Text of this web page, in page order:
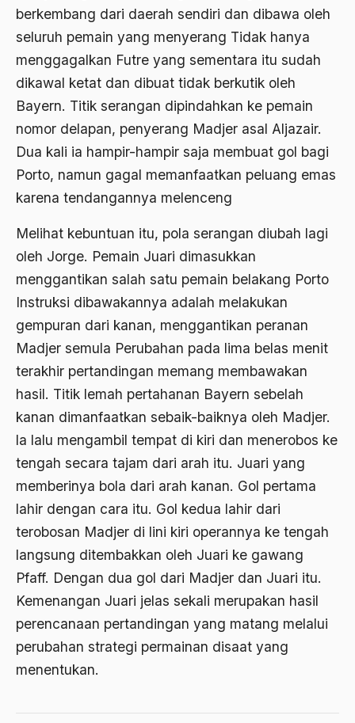
berkembang dari daerah sendiri dan dibawa oleh
seluruh pemain yang menyerang Tidak hanya
menggagalkan Futre yang sementara itu sudah
dikawal ketat dan dibuat tidak berkutik oleh
Bayern. Titik serangan dipindahkan ke pemain
nomor delapan, penyerang Madjer asal Aljazair.
Dua kali ia hampir-hampir saja membuat gol bagi
Porto, namun gagal memanfaatkan peluang emas
karena tendangannya melenceng
Melihat kebuntuan itu, pola serangan diubah lagi
oleh Jorge. Pemain Juari dimasukkan
menggantikan salah satu pemain belakang Porto
Instruksi dibawakannya adalah melakukan
gempuran dari kanan, menggantikan peranan
Madjer semula Perubahan pada lima belas menit
terakhir pertandingan memang membawakan
hasil. Titik lemah pertahanan Bayern sebelah
kanan dimanfaatkan sebaik-baiknya oleh Madjer.
la lalu mengambil tempat di kiri dan menerobos ke
tengah secara tajam dari arah itu. Juari yang
memberinya bola dari arah kanan. Gol pertama
lahir dengan cara itu. Gol kedua lahir dari
terobosan Madjer di lini kiri operannya ke tengah
langsung ditembakkan oleh Juari ke gawang
Pfaff. Dengan dua gol dari Madjer dan Juari itu.
Kemenangan Juari jelas sekali merupakan hasil
perencanaan pertandingan yang matang melalui
perubahan strategi permainan disaat yang
menentukan.
Ahmad Dhani
Ahmad Hasan Rurbi
Ahmad Khomeini
Ahmad Syafi’i Ma’arif
Ahmad Tirtisudiro
ahmad wahib
Ahmadiyah
Airport
Airport Changi
Ajaran AGama
Ajaran Agama Islam
ajaran kemasyarakatan
Ajengan SIngaparna
Akademi Jakarta
Akbar tanjung
akhlak